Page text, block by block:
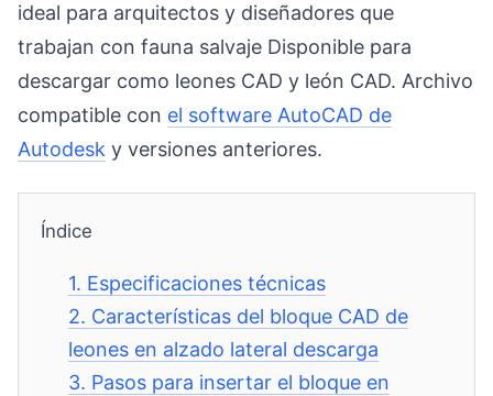
ideal para arquitectos y diseñadores que
trabajan con fauna salvaje Disponible para
descargar como leones CAD y león CAD. Archivo
compatible con el software AutoCAD de
Autodesk y versiones anteriores.
Índice
1. Especificaciones técnicas
2. Características del bloque CAD de
leones en alzado lateral descarga
3. Pasos para insertar el bloque en